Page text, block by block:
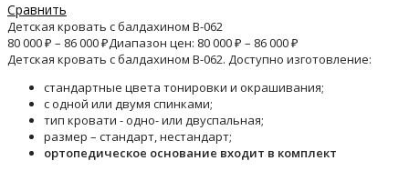
Сравнить
Детская кровать с балдахином B-062
80 000₽ – 86 000₽Диапазон цен: 80 000 ₽ – 86 000 ₽
Детская кровать с балдахином B-062. Доступно изготовление:
стандартные цвета тонировки и окрашивания;
с одной или двумя спинками;
тип кровати - одно- или двуспальная;
размер – стандарт, нестандарт;
ортопедическое основание входит в комплект